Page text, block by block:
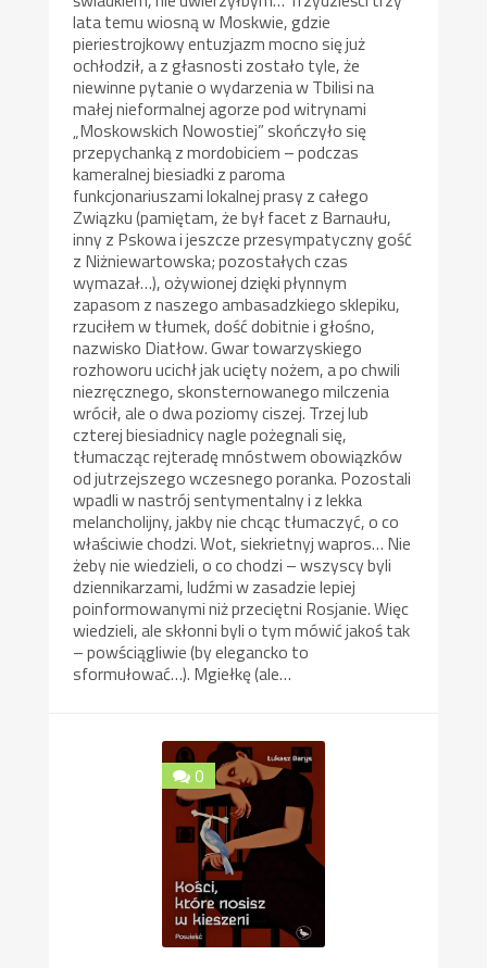
lata temu wiosną w Moskwie, gdzie
pieriestrojkowy entuzjazm mocno się już
ochłodził, a z głasnosti zostało tyle, że
niewinne pytanie o wydarzenia w Tbilisi na
małej nieformalnej agorze pod witrynami
„Moskowskich Nowostiej” skończyło się
przepychanką z mordobiciem – podczas
kameralnej biesiadki z paroma
funkcjonariuszami lokalnej prasy z całego
Związku (pamiętam, że był facet z Barnaułu,
inny z Pskowa i jeszcze przesympatyczny gość
z Niżniewartowska; pozostałych czas
wymazał…), ożywionej dzięki płynnym
zapasom z naszego ambasadzkiego sklepiku,
rzuciłem w tłumek, dość dobitnie i głośno,
nazwisko Diatłow. Gwar towarzyskiego
rozhoworu ucichł jak ucięty nożem, a po chwili
niezręcznego, skonsternowanego milczenia
wrócił, ale o dwa poziomy ciszej. Trzej lub
czterej biesiadnicy nagle pożegnali się,
tłumacząc rejteradę mnóstwem obowiązków
od jutrzejszego wczesnego poranka. Pozostali
wpadli w nastrój sentymentalny i z lekka
melancholijny, jakby nie chcąc tłumaczyć, o co
właściwie chodzi. Wot, siekrietnyj wapros… Nie
żeby nie wiedzieli, o co chodzi – wszyscy byli
dziennikarzami, ludźmi w zasadzie lepiej
poinformowanymi niż przeciętni Rosjanie. Więc
wiedzieli, ale skłonni byli o tym mówić jakoś tak
– powściągliwie (by elegancko to
sformułować…). Mgiełkę (ale…
0